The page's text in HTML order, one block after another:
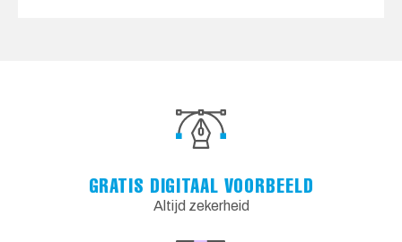
GRATIS DIGITAAL VOORBEELD
Altijd zekerheid